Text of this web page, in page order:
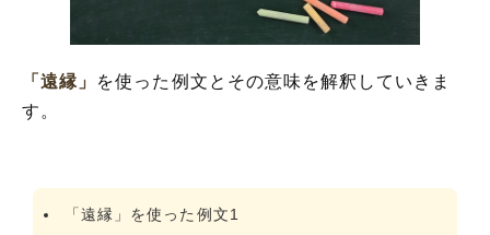
「遠縁」
を使った例文とその意味を解釈していきま
す。
「遠縁」を使った例文1